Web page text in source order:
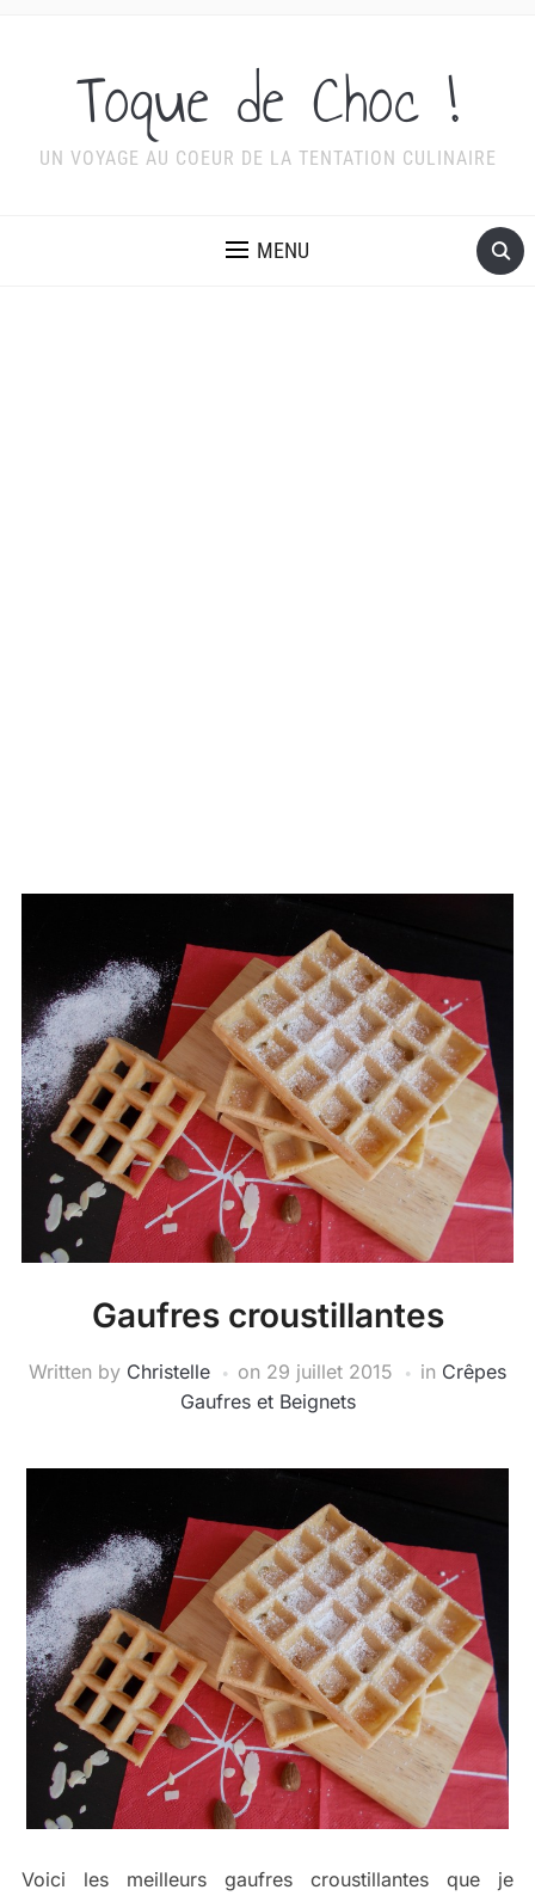
Toque de Choc !
UN VOYAGE AU COEUR DE LA TENTATION CULINAIRE
MENU
Gaufres croustillantes
Written by Christelle on 29 juillet 2015 in Crêpes
Gaufres et Beignets
Voici les meilleurs gaufres croustillantes que je